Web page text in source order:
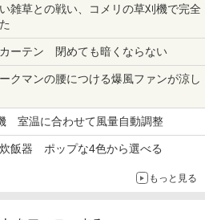
雑草との戦い、コメリの草刈機で完全
ーテン 閉めても暗くならない
クマンの腰につける爆風ファンが涼し
室温に合わせて風量自動調整
飯器 ポップな4色から選べる
もっと見る